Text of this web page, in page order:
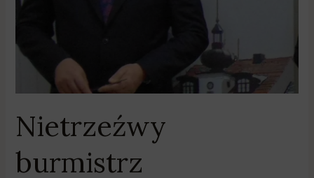
Nietrzeźwy
burmistrz
śledztwo